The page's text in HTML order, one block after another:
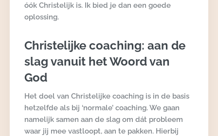
óók Christelijk is. Ik bied je dan een goede
oplossing.
Christelijke coaching: aan de
slag vanuit het Woord van
God
Het doel van Christelijke coaching is in de basis
hetzelfde als bij ‘normale’ coaching. We gaan
namelijk samen aan de slag om dát probleem
waar jij mee vastloopt, aan te pakken. Hierbij